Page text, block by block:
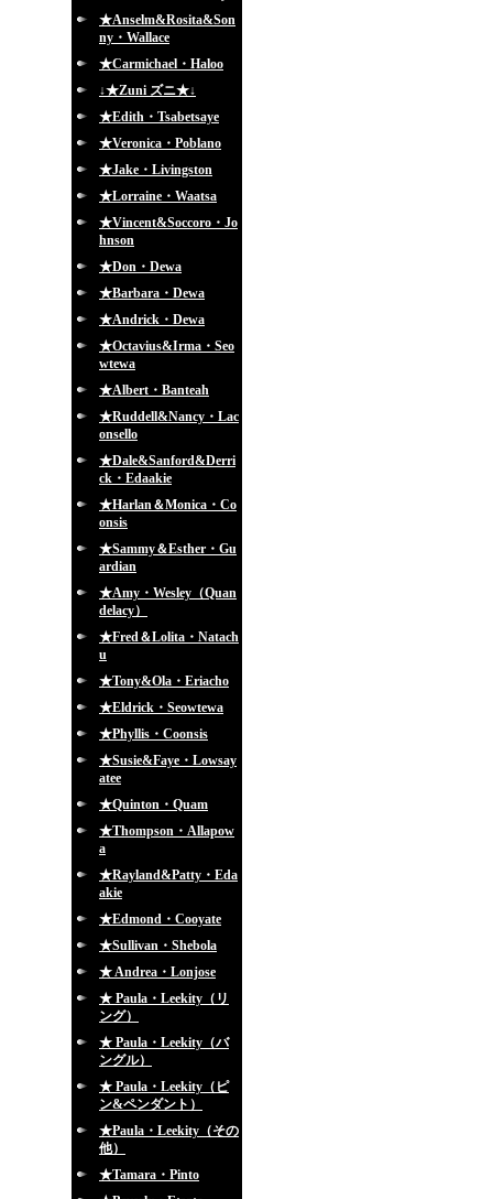
★Anselm&Rosita&Son
ny・Wallace
★Carmichael・Haloo
↓★Zuni ズニ★↓
★Edith・Tsabetsaye
★Veronica・Poblano
★Jake・Livingston
★Lorraine・Waatsa
★Vincent&Soccoro・Jo
hnson
★Don・Dewa
★Barbara・Dewa
★Andrick・Dewa
★Octavius&Irma・Seo
wtewa
★Albert・Banteah
★Ruddell&Nancy・Lac
onsello
★Dale&Sanford&Derri
ck・Edaakie
★Harlan＆Monica・Co
onsis
★Sammy＆Esther・Gu
ardian
★Amy・Wesley（Quan
delacy）
★Fred＆Lolita・Natach
u
★Tony&Ola・Eriacho
★Eldrick・Seowtewa
★Phyllis・Coonsis
★Susie&Faye・Lowsay
atee
★Quinton・Quam
★Thompson・Allapow
a
★Rayland&Patty・Eda
akie
★Edmond・Cooyate
★Sullivan・Shebola
★ Andrea・Lonjose
★ Paula・Leekity（リ
ング）
★ Paula・Leekity（バ
ングル）
★ Paula・Leekity（ピ
ン&ペンダント）
★Paula・Leekity（その
他）
★Tamara・Pinto